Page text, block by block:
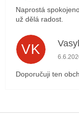
Naprostá
už dělá radost.
VK
Doporučuji ten